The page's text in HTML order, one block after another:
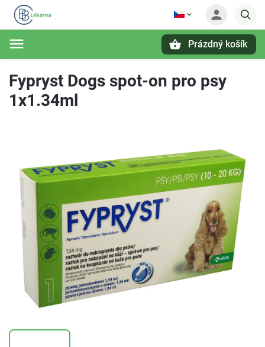
Prázdný košík
Fypryst Dogs spot-on pro psy
1x1.34ml